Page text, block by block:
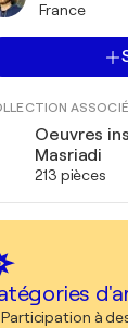
France
Oeuvres
Masriadi
213 pièces
Participation à